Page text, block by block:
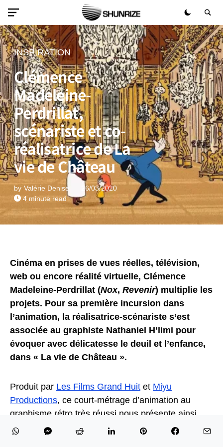
INSPIRATION
Clémence
Madeleine-
Perdrillat,
scénariste et co-
réalisatrice de La
vie de Château
by Valérie Denise
26/03/2020
4 minute read
Cinéma en prises de vues réelles, télévision,
web ou encore réalité virtuelle, Clémence
Madeleine-Perdrillat (Nox, Revenir) multiplie les
projets. Pour sa première incursion dans
l’animation, la réalisatrice-scénariste s’est
associée au graphiste Nathaniel H’limi pour
évoquer avec délicatesse le deuil et l’enfance,
dans « La vie de Château ».
Produit par Les Films Grand Huit et Miyu
Productions, ce court-métrage d’animation au
graphisme rétro très réussi nous présente ainsi
Violette, une parisienne de 8 ans. Devenue